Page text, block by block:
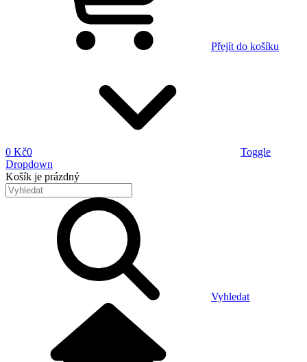
Přejít do košíku
0 Kč0
Toggle
Dropdown
Košík je prázdný
Vyhledat